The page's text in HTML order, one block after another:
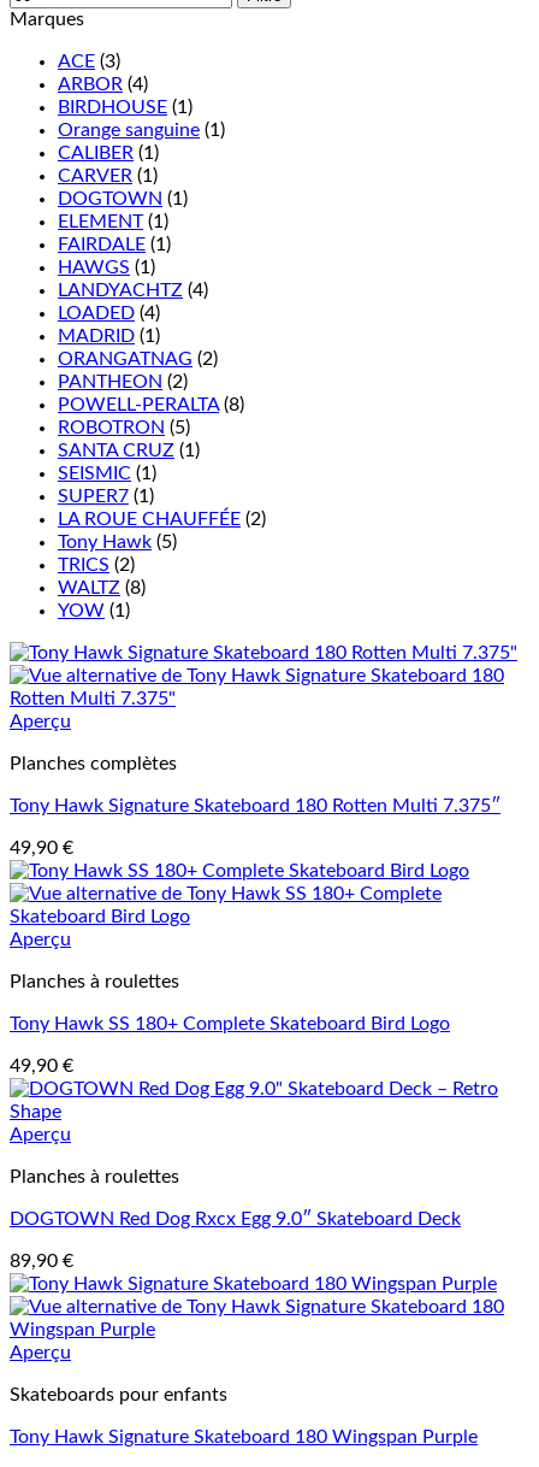
Marques
ACE (3)
ARBOR (4)
BIRDHOUSE (1)
Orange sanguine (1)
CALIBER (1)
CARVER (1)
DOGTOWN (1)
ELEMENT (1)
FAIRDALE (1)
HAWGS (1)
LANDYACHTZ (4)
LOADED (4)
MADRID (1)
ORANGATNAG (2)
PANTHEON (2)
POWELL-PERALTA (8)
ROBOTRON (5)
SANTA CRUZ (1)
SEISMIC (1)
SUPER7 (1)
LA ROUE CHAUFFÉE (2)
Tony Hawk (5)
TRICS (2)
WALTZ (8)
YOW (1)
Aperçu
Planches complètes
Tony Hawk Signature Skateboard 180 Rotten Multi 7.375″
49,90 €
Aperçu
Planches à roulettes
Tony Hawk SS 180+ Complete Skateboard Bird Logo
49,90 €
Aperçu
Planches à roulettes
DOGTOWN Red Dog Rxcx Egg 9.0″ Skateboard Deck
89,90 €
Aperçu
Skateboards pour enfants
Tony Hawk Signature Skateboard 180 Wingspan Purple